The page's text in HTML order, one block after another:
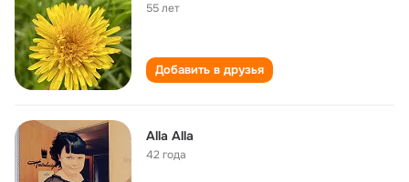
55 лет
Добавить в друзья
Alla Alla
42 года